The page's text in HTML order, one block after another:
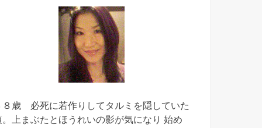
８歳 必死に若作りしてタルミを隠していた
。上まぶたとほうれいの影が気になり 始め